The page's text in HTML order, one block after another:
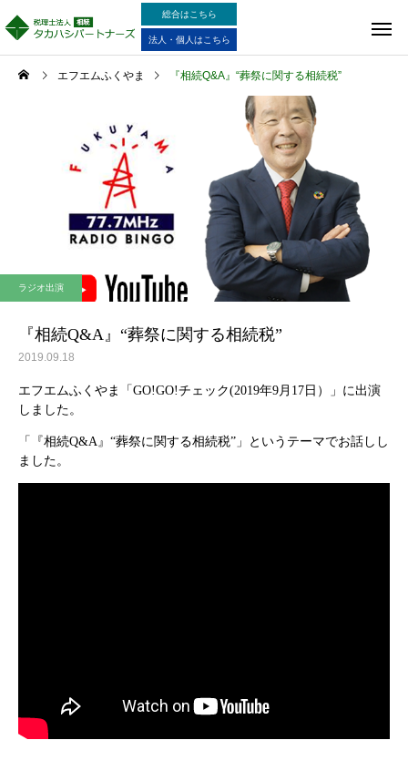
総合はこちら
法人・個人はこちら
エフエムふくやま 『相続Q&A』“葬祭に関する相続税”
ラジオ出演
『相続Q&A』“葬祭に関する相続税”
2019.09.18
エフエムふくやま「GO!GO!チェック(2019年9月17日）」に出演
しました。
「『相続Q&A』“葬祭に関する相続税”」というテーマでお話しし
ました。